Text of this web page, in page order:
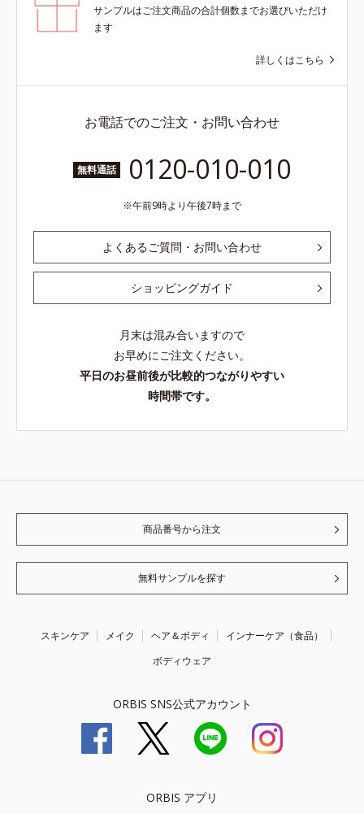
サンプルはご注文商品の合計個数までお選びいただけ
ます
詳しくはこちら
お電話でのご注文・お問い合わせ
無料通話 0120-010-010
午前9時より午後7時まで
よくあるご質問・お問い合わせ
ショッピングガイド
月末は混み合いますので
お早めにご注文ください。
平日のお昼前後が比較的つながりやすい
時間帯です。
商品番号から注文
無料サンプルを探す
スキンケア メイク ヘア＆ボディ
インナーケア（食品）
ボディウェア
ORBIS SNS公式アカウント
ORBIS アプリ